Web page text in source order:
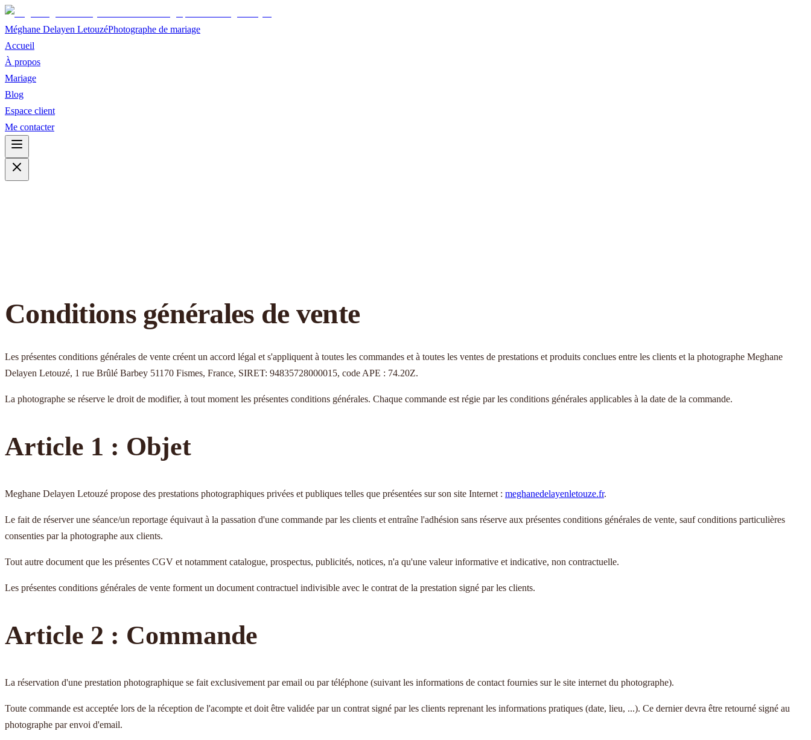
Méghane Delayen LetouzéPhotographe de mariage
Accueil
À propos
Mariage
Blog
Espace client
Me contacter
Conditions générales de vente
Les présentes conditions générales de vente créent un accord légal et s'appliquent à toutes les commandes et à toutes les ventes de prestations et produits conclues entre les clients et la photographe Meghane
Delayen Letouzé, 1 rue Brûlé Barbey 51170 Fismes, France, SIRET: 94835728000015, code APE : 74.20Z.
La photographe se réserve le droit de modifier, à tout moment les présentes conditions générales. Chaque commande est régie par les conditions générales applicables à la date de la commande.
Article 1 : Objet
Meghane Delayen Letouzé propose des prestations photographiques privées et publiques telles que présentées sur son site Internet : meghanedelayenletouze.fr.
Le fait de réserver une séance/un reportage équivaut à la passation d'une commande par les clients et entraîne l'adhésion sans réserve aux présentes conditions générales de vente, sauf conditions particulières
consenties par la photographe aux clients.
Tout autre document que les présentes CGV et notamment catalogue, prospectus, publicités, notices, n'a qu'une valeur informative et indicative, non contractuelle.
Les présentes conditions générales de vente forment un document contractuel indivisible avec le contrat de la prestation signé par les clients.
Article 2 : Commande
La réservation d'une prestation photographique se fait exclusivement par email ou par téléphone (suivant les informations de contact fournies sur le site internet du photographe).
Toute commande est acceptée lors de la réception de l'acompte et doit être validée par un contrat signé par les clients reprenant les informations pratiques (date, lieu, ...). Ce dernier devra être retourné signé au
photographe par envoi d'email.